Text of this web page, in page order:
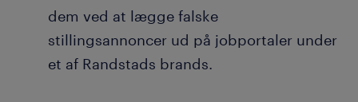
dem ved at lægge falske
stillingsannoncer ud på jobportaler under
et af Randstads brands.